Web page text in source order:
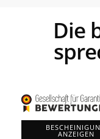
die bewertungen
ANZEIGEN